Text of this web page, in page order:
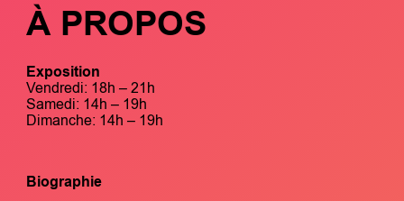
À PROPOS
Exposition
Vendredi: 18h – 21h
Samedi: 14h – 19h
Dimanche: 14h – 19h
Biographie